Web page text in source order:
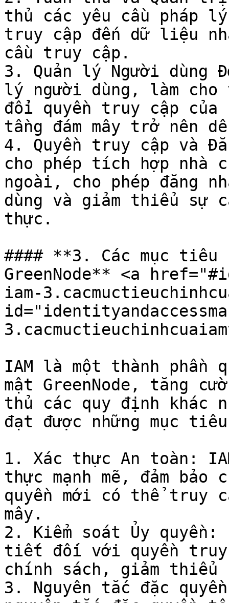
thủ các yêu cầu pháp
truy cập đến dữ liệu
cầu truy cập.
3. Quản lý Người dùng
lý người dùng, làm cho
đổi quyền truy cập của
tầng đám mây trở nên
4. Quyền truy cập và
cho phép tích hợp nhà
ngoài, cho phép đăng
dùng và giảm thiểu sự
thực.
#### **3. Các mục tiêu
GreenNode** <a
iam-
IAM là một thành phần
mật GreenNode, tăng
thủ các quy định khác
đạt được những mục
1. Xác thực An toàn:
thực mạnh mẽ, đảm bảo
quyền mới có thể truy
mây.
2. Kiểm soát Ủy quyền:
tiết đối với quyền
chính sách, giảm
3. Nguyên tắc đặc